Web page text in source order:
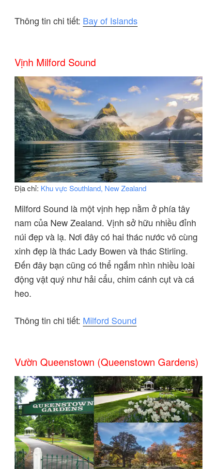
Thông tin chi tiết: Bay of Islands
Vịnh Milford Sound
Địa chỉ: Khu vực Southland, New Zealand
Milford Sound là một vịnh hẹp nằm ở phía tây
nam của New Zealand. Vịnh sở hữu nhiều đỉnh
núi đẹp và lạ. Nơi đây có hai thác nước vô cùng
xinh đẹp là thác Lady Bowen và thác Stirling.
Đến đây bạn cũng có thể ngắm nhìn nhiều loài
động vật quý như hải cẩu, chim cánh cụt và cá
heo.
Thông tin chi tiết: Milford Sound
Vườn Queenstown (Queenstown Gardens)